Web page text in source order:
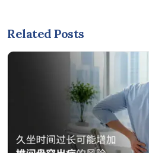
Related Posts